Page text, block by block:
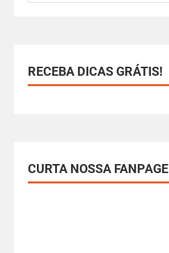
RECEBA DICAS GRÁTIS!
CURTA NOSSA FANPAGE